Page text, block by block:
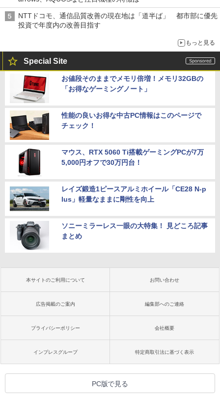
NTTドコモ、通信品質改善の現在地は「道半ば」 都市部に優先
投資で年度内の改善目指す
もっと見る
Special Site
お値段そのままでメモリ倍増！メモリ32GBの
「お得なゲーミングノート」
性能の良いお得な中古PC情報はこのページで
チェック！
マウス、RTX 5060 Ti搭載ゲーミングPCが7万
5,000円オフで30万円台！
レイズ鍛造1ピースアルミホイール「CE28 N-p
lus」軽量なままに剛性を向上
ソニーミラーレス一眼の大特集！ 見どころ記事
まとめ
本サイトのご利用について お問い合わせ
広告掲載のご案内 編集部へのご連絡
プライバシーポリシー 会社概要
インプレスグループ 特定商取引法に基づく表示
PC版で見る